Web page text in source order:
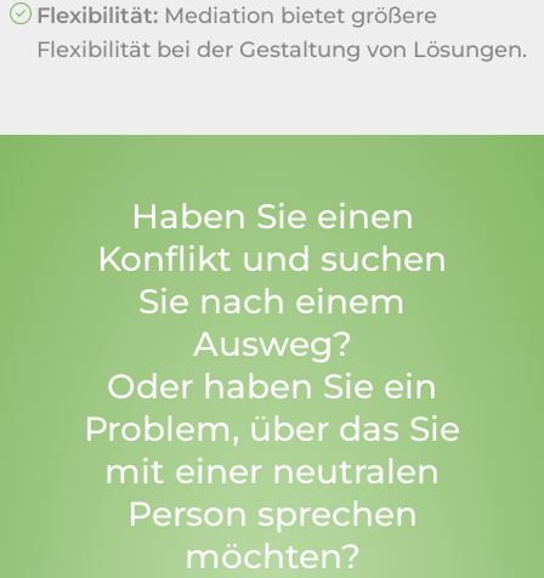
Flexibilität: Mediation bietet größere
Flexibilität bei der Gestaltung von Lösungen.
Haben Sie einen
Konflikt und suchen
Sie nach einem
Ausweg?
Oder haben Sie ein
Problem, über das Sie
mit einer neutralen
Person sprechen
möchten?